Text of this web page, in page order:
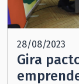
28/08/2023
Gira